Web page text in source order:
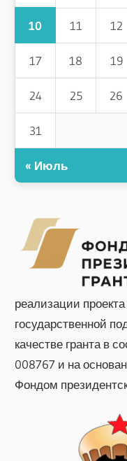
10 11 12
17 18 19
24 25 26
31
« Июль
реализации
государственной
качестве гранта в
008767 и на
Фондом